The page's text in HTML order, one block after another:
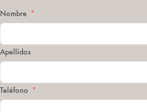
Nombre
Apellidos
Teléfono